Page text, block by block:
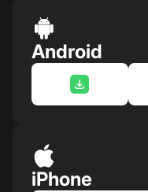
Android
iPhone